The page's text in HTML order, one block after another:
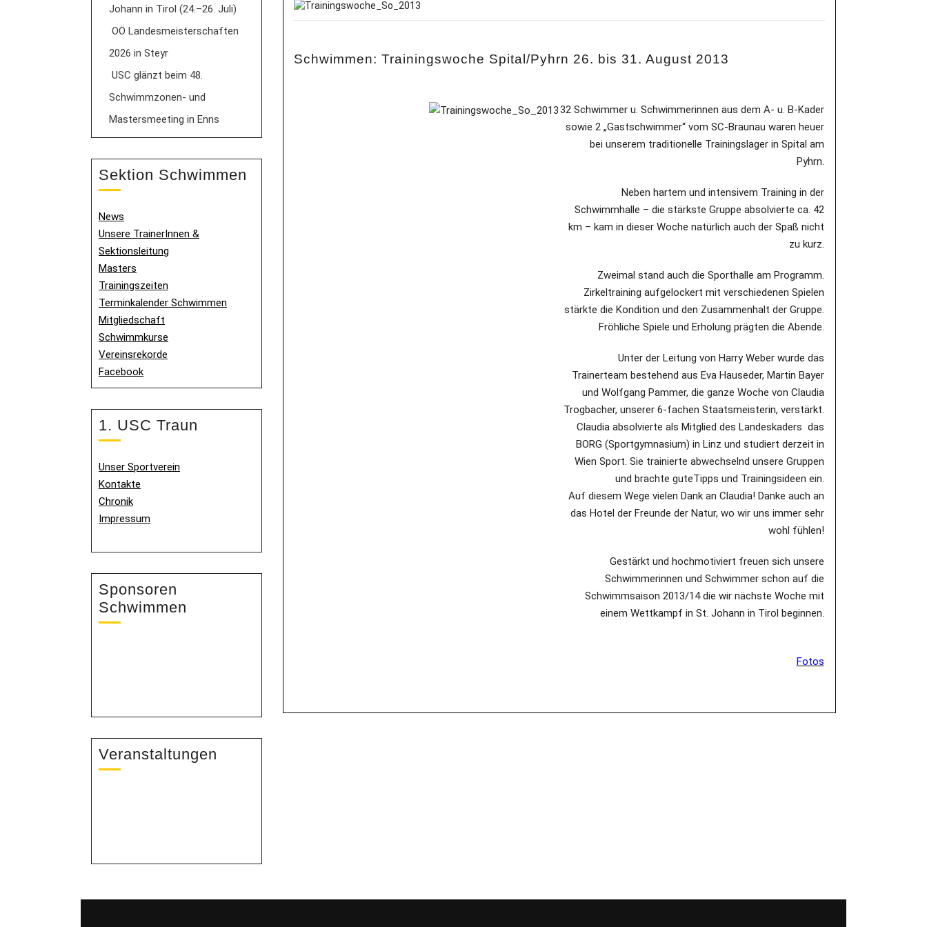
Johann in Tirol (24.–26. Juli)
OÖ Landesmeisterschaften
2026 in Steyr
USC glänzt beim 48.
Schwimmzonen- und
Mastersmeeting in Enns
Sektion Schwimmen
News
Unsere TrainerInnen &
Sektionsleitung
Masters
Trainingszeiten
Terminkalender Schwimmen
Mitgliedschaft
Schwimmkurse
Vereinsrekorde
Facebook
1. USC Traun
Unser Sportverein
Kontakte
Chronik
Impressum
Sponsoren
Schwimmen
Veranstaltungen
Schwimmen: Trainingswoche Spital/Pyhrn 26. bis 31. August 2013
32 Schwimmer u. Schwimmerinnen aus dem A- u. B-Kader
sowie 2 „Gastschwimmer“ vom SC-Braunau waren heuer
bei unserem traditionelle Trainingslager in Spital am
Pyhrn.
Neben hartem und intensivem Training in der
Schwimmhalle – die stärkste Gruppe absolvierte ca. 42
km – kam in dieser Woche natürlich auch der Spaß nicht
zu kurz.
Zweimal stand auch die Sporthalle am Programm.
Zirkeltraining aufgelockert mit verschiedenen Spielen
stärkte die Kondition und den Zusammenhalt der Gruppe.
Fröhliche Spiele und Erholung prägten die Abende.
Unter der Leitung von Harry Weber wurde das
Trainerteam bestehend aus Eva Hauseder, Martin Bayer
und Wolfgang Pammer, die ganze Woche von Claudia
Trogbacher, unserer 6-fachen Staatsmeisterin, verstärkt.
Claudia absolvierte als Mitglied des Landeskaders das
BORG (Sportgymnasium) in Linz und studiert derzeit in
Wien Sport. Sie trainierte abwechselnd unsere Gruppen
und brachte guteTipps und Trainingsideen ein.
Auf diesem Wege vielen Dank an Claudia! Danke auch an
das Hotel der Freunde der Natur, wo wir uns immer sehr
wohl fühlen!
Gestärkt und hochmotiviert freuen sich unsere
Schwimmerinnen und Schwimmer schon auf die
Schwimmsaison 2013/14 die wir nächste Woche mit
einem Wettkampf in St. Johann in Tirol beginnen.
Fotos